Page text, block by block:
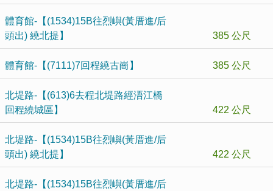
體育館-【(1534)15B往烈嶼(黃厝進/后
頭出) 繞北提】
385 公尺
體育館-【(7111)7回程繞古崗】 385 公尺
北堤路-【(613)6去程北堤路經浯江橋
回程繞城區】
422 公尺
北堤路-【(1534)15B往烈嶼(黃厝進/后
頭出) 繞北提】
422 公尺
北堤路-【(1534)15B往烈嶼(黃厝進/后